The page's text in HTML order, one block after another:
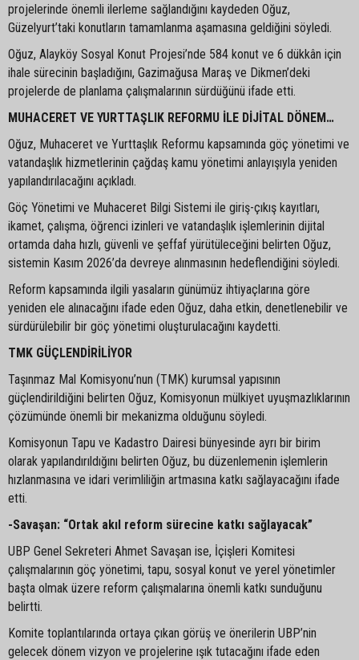
projelerinde önemli ilerleme sağlandığını kaydeden Oğuz,
Güzelyurt’taki konutların tamamlanma aşamasına geldiğini söyledi.
Oğuz, Alayköy Sosyal Konut Projesi’nde 584 konut ve 6 dükkân için
ihale sürecinin başladığını, Gazimağusa Maraş ve Dikmen’deki
projelerde de planlama çalışmalarının sürdüğünü ifade etti.
MUHACERET VE YURTTAŞLIK REFORMU İLE DİJİTAL DÖNEM…
Oğuz, Muhaceret ve Yurttaşlık Reformu kapsamında göç yönetimi ve
vatandaşlık hizmetlerinin çağdaş kamu yönetimi anlayışıyla yeniden
yapılandırılacağını açıkladı.
Göç Yönetimi ve Muhaceret Bilgi Sistemi ile giriş-çıkış kayıtları,
ikamet, çalışma, öğrenci izinleri ve vatandaşlık işlemlerinin dijital
ortamda daha hızlı, güvenli ve şeffaf yürütüleceğini belirten Oğuz,
sistemin Kasım 2026’da devreye alınmasının hedeflendiğini söyledi.
Reform kapsamında ilgili yasaların günümüz ihtiyaçlarına göre
yeniden ele alınacağını ifade eden Oğuz, daha etkin, denetlenebilir ve
sürdürülebilir bir göç yönetimi oluşturulacağını kaydetti.
TMK GÜÇLENDİRİLİYOR
Taşınmaz Mal Komisyonu’nun (TMK) kurumsal yapısının
güçlendirildiğini belirten Oğuz, Komisyonun mülkiyet uyuşmazlıklarının
çözümünde önemli bir mekanizma olduğunu söyledi.
Komisyonun Tapu ve Kadastro Dairesi bünyesinde ayrı bir birim
olarak yapılandırıldığını belirten Oğuz, bu düzenlemenin işlemlerin
hızlanmasına ve idari verimliliğin artmasına katkı sağlayacağını ifade
etti.
-Savaşan: “Ortak akıl reform sürecine katkı sağlayacak”
UBP Genel Sekreteri Ahmet Savaşan ise, İçişleri Komitesi
çalışmalarının göç yönetimi, tapu, sosyal konut ve yerel yönetimler
başta olmak üzere reform çalışmalarına önemli katkı sunduğunu
belirtti.
Komite toplantılarında ortaya çıkan görüş ve önerilerin UBP’nin
gelecek dönem vizyon ve projelerine ışık tutacağını ifade eden